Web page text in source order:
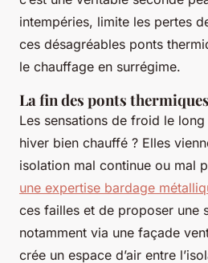
intempéries, limite les pertes
ces désagréables ponts
le chauffage en surrégime.
La fin des ponts thermiques
Les sensations de froid le
hiver bien chauffé ? Elles
isolation mal continue ou mal
une expertise bardage
ces failles et de proposer une
notamment via une façade
crée un espace d’air entre